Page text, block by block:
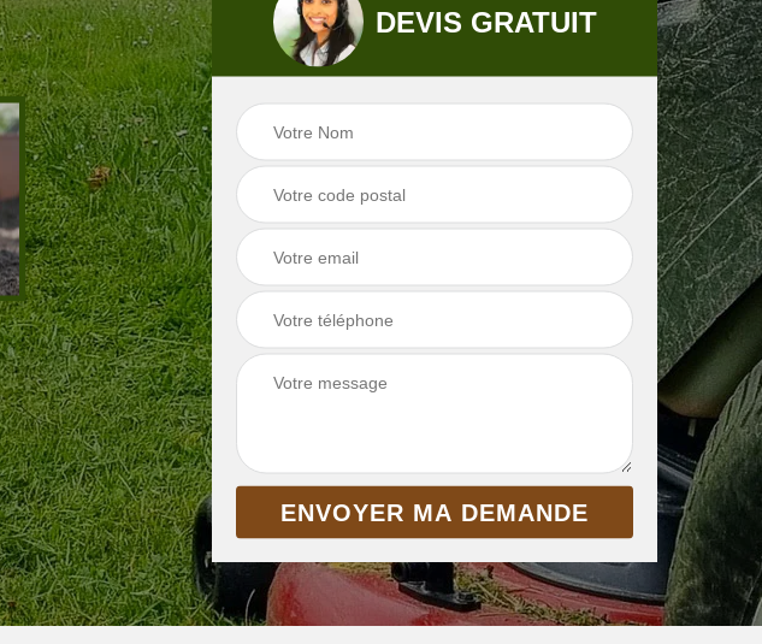
Paysagiste 81
Pose de clôture et
grillage 81
Pose de gazon en
rouleau 81 Tarn
DEVIS GRATUIT